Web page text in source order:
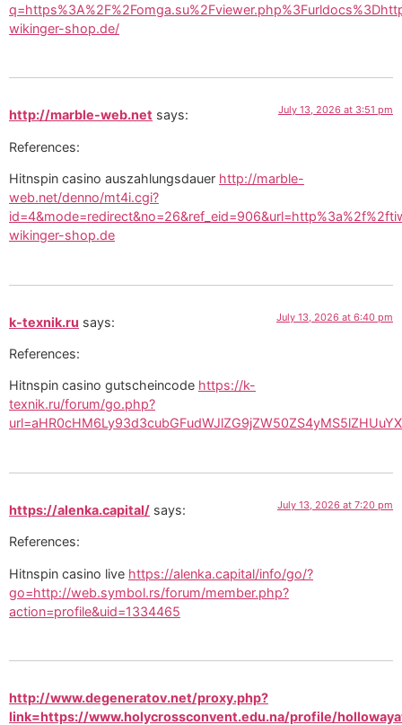
wikinger-shop.de/
http://marble-web.net says: July 13, 2026 at 3:51 pm
References:
Hitnspin casino auszahlungsdauer http://marble-
web.net/denno/mt4i.cgi?
wikinger-shop.de
k-texnik.ru says: July 13, 2026 at 6:40 pm
References:
Hitnspin casino gutscheincode https://k-
texnik.ru/forum/go.php?
https://alenka.capital/ says: July 13, 2026 at 7:20 pm
References:
Hitnspin casino live https://alenka.capital/info/go/?
go=http://web.symbol.rs/forum/member.php?
action=profile&uid=1334465
http://www.degeneratov.net/proxy.php?
link=https://www.holycrossconvent.edu.na/profile/